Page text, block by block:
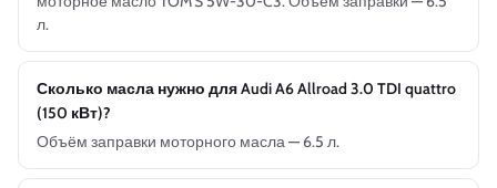
л.
Сколько масла нужно для Audi A6 Allroad 3.0 TDI quattro
(150 кВт)?
Объём заправки моторного масла — 6.5 л.